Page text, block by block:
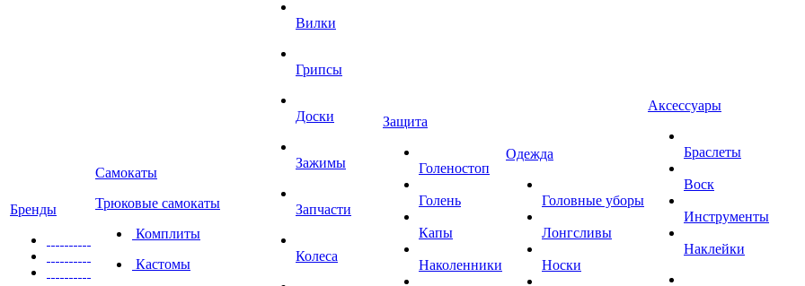
Бренды
Самокаты
Трюковые самокаты
Комплиты
Кастомы
Вилки
Грипсы
Доски
Зажимы
Запчасти
Колеса
Защита
Голеностоп
Голень
Капы
Наколенники
Одежда
Головные уборы
Лонгсливы
Носки
Аксессуары
Браслеты
Воск
Инструменты
Наклейки